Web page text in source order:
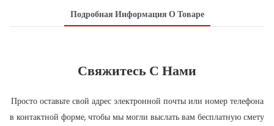
Подробная Информация О Товаре
Свяжитесь С Нами
Просто оставьте свой адрес электронной почты или номер телефона
в контактной форме, чтобы мы могли выслать вам бесплатную смету